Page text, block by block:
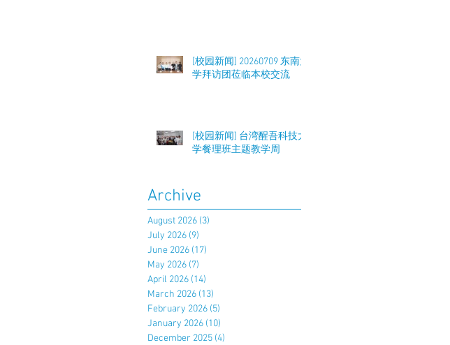
[校园新闻] 20260709 东南大
学拜访团莅临本校交流
[校园新闻] 台湾醒吾科技大
学餐理班主题教学周
Archive
August 2026 (3)
July 2026 (9)
June 2026 (17)
May 2026 (7)
April 2026 (14)
March 2026 (13)
February 2026 (5)
January 2026 (10)
December 2025 (4)